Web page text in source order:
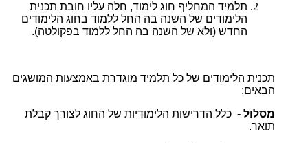
תלמיד המחליף חוג לימוד, חלה עליו חובת תכנית
הלימודים של השנה בה החל ללמוד בחוג הלימודים
החדש (ולא של השנה בה החל ללמוד בפקולטה).
תכנית הלימודים של כל תלמיד מוגדרת באמצעות המושגים
הבאים:
מסלול - כלל הדרישות הלימודיות של החוג לצורך קבלת
תואר.